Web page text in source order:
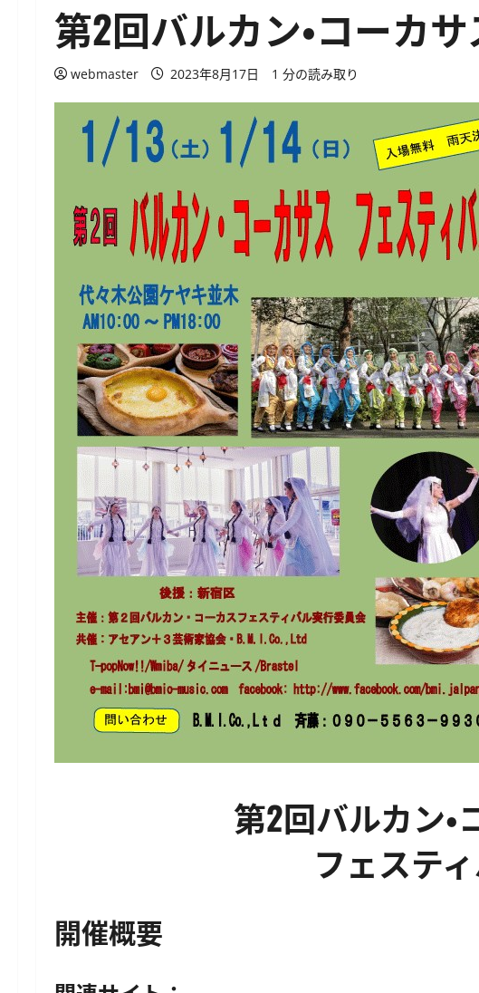
第2回バルカン・コーカ
webmaster 2023年8月17日 1 分の読み取り
第2回バルカン・
フェステ
開催概要